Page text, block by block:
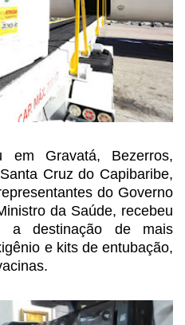
em Gravatá, Bezerros,
Cruz do Capibaribe,
do Governo
da Saúde, recebeu
a destinação de mais
e kits de entubação,